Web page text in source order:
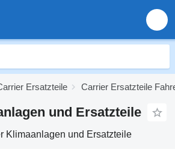
Ersatzteile Carrier Ersatzteile
und Ersatzteile
Klimaanlagen und Ersatzteile